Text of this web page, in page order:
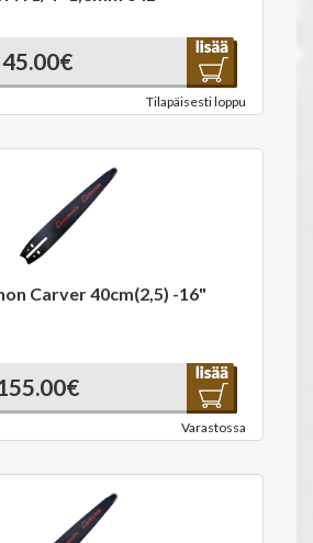
45.00€
Tilapäisesti loppu
Carver 40cm(2,5) -16"
Varastossa